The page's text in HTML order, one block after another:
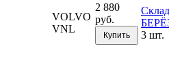
VOLVO
VNL
2 880
руб.
Купить
Склад
3 шт.